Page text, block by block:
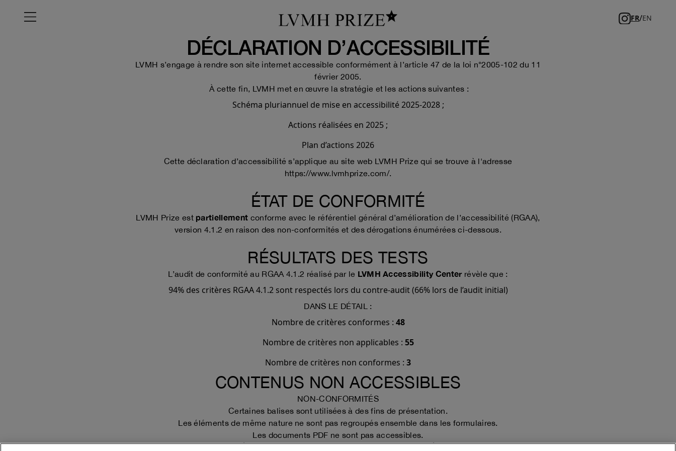
FR/EN
DÉCLARATION D’ACCESSIBILITÉ
LVMH s’engage à rendre son site internet accessible conformément à l’article 47 de la loi n°2005-102 du 11
février 2005.
À cette fin, LVMH met en œuvre la stratégie et les actions suivantes :
Schéma pluriannuel de mise en accessibilité 2025-2028 ;
Actions réalisées en 2025 ;
Plan d’actions 2026
Cette déclaration d’accessibilité s’applique au site web LVMH Prize qui se trouve à l'adresse
https://www.lvmhprize.com/.
ÉTAT DE CONFORMITÉ
LVMH Prize est partiellement conforme avec le référentiel général d’amélioration de l’accessibilité (RGAA),
version 4.1.2 en raison des non-conformités et des dérogations énumérées ci-dessous.
RÉSULTATS DES TESTS
L’audit de conformité au RGAA 4.1.2 réalisé par le LVMH Accessibility Center révèle que :
94% des critères RGAA 4.1.2 sont respectés lors du contre-audit (66% lors de l’audit initial)
DANS LE DÉTAIL :
Nombre de critères conformes : 48
Nombre de critères non applicables : 55
Nombre de critères non conformes : 3
CONTENUS NON ACCESSIBLES
NON-CONFORMITÉS
Certaines balises sont utilisées à des fins de présentation.
Les éléments de même nature ne sont pas regroupés ensemble dans les formulaires.
Les documents PDF ne sont pas accessibles.
DÉROGATIONS POUR CHARGE DISPROPORTIONNÉE